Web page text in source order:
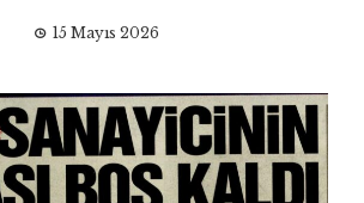
15 Mayıs 2026